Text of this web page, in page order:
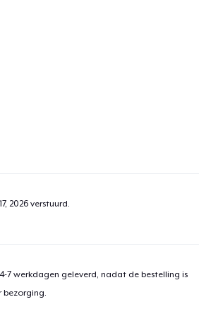
2026verstuurd.
7 werkdagen geleverd, nadat de bestelling is